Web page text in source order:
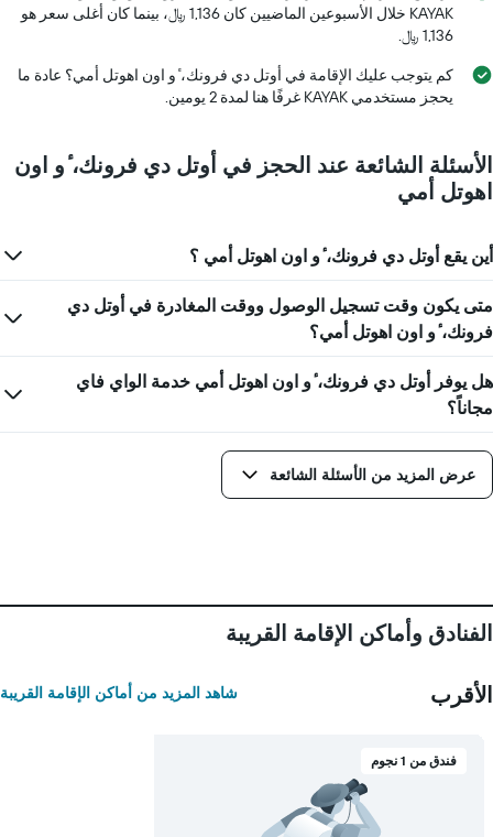
يتضمن
المخطط
محور
يعرض
متوسط
سعر
KAYAK خلال الأسبوعين الماضيين كان 1,136 ﷼، بينما كان أغلى سعر هو
1,136 ﷼.
كم يتوجب عليك الإقامة في أوتل دي فرونك، ٔو اون اهوتل أمي؟ عادة ما
يحجز مستخدمي KAYAK غرفًا هنا لمدة 2 يومين.
الأسئلة الشائعة عند الحجز في أوتل دي فرونك، ٔو اون
اهوتل أمي
أين يقع أوتل دي فرونك، ٔو اون اهوتل أمي ؟
متى يكون وقت تسجيل الوصول ووقت المغادرة في أوتل دي
فرونك، ٔو اون اهوتل أمي؟
هل يوفر أوتل دي فرونك، ٔو اون اهوتل أمي خدمة الواي فاي
مجاناً؟
عرض المزيد من الأسئلة الشائعة
الفنادق وأماكن الإقامة القريبة
الأقرب شاهد المزيد من أماكن الإقامة القريبة
فندق من 1 نجوم